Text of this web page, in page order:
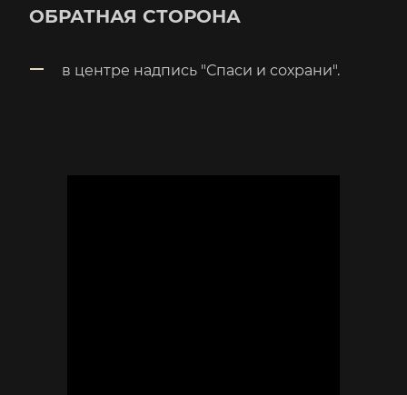
ОБРАТНАЯ СТОРОНА
в центре надпись "Спаси и сохрани".